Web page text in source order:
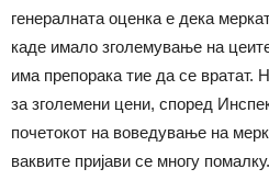
генералната оценка е дека
каде имало зголемување на
има препорака тие да се вратат.
за зголемени цени, според
почетокот на воведување на
ваквите пријави се многу помалку.